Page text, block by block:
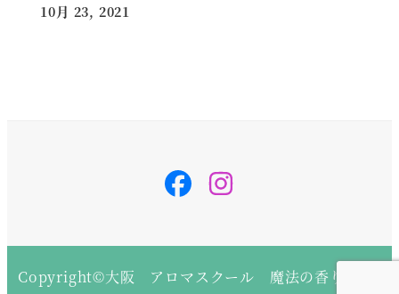
投稿日
10月 23, 2021
svg-
inline
–
14 14
Copyright©大阪 アロマスクール 魔法の香り All